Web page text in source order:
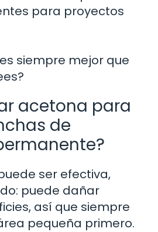
para proyectos
siempre mejor que
acetona para
de
ser efectiva,
puede dañar
así que siempre
pequeña primero.